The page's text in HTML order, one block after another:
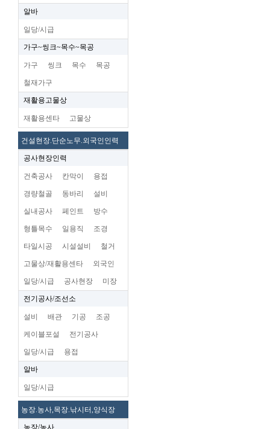
알바
일당/시급
가구~씽크~목수~목공
가구 씽크 목수 목공
철재가구
재활용고물상
재활용센타 고물상
건설현장.단순노무.외국인인력
공사현장인력
건축공사 칸막이 용접
경량철골 동바리 설비
실내공사 페인트 방수
형틀목수 일용직 조경
타일시공 시설설비 철거
고물상/재활용센타 외국인
일당/시급 공사현장 미장
전기공사/조선소
설비 배관 기공 조공
케이블포설 전기공사
일당/시급 용접
알바
일당/시급
농장.농사,목장.낚시터,양식장
농장/농사